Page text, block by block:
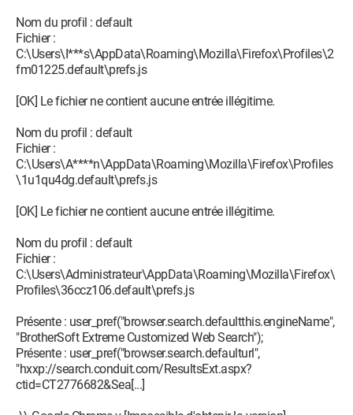
Nom du profil : default
Fichier :
C:\Users\I***s\AppData\Roaming\Mozilla\Firefox\Profiles\2
fm01225.default\prefs.js
[OK] Le fichier ne contient aucune entrée illégitime.
Nom du profil : default
Fichier :
C:\Users\A****n\AppData\Roaming\Mozilla\Firefox\Profiles
\1u1qu4dg.default\prefs.js
[OK] Le fichier ne contient aucune entrée illégitime.
Nom du profil : default
Fichier :
C:\Users\Administrateur\AppData\Roaming\Mozilla\Firefox\
Profiles\36ccz106.default\prefs.js
Présente : user_pref("browser.search.defaultthis.engineName",
"BrotherSoft Extreme Customized Web Search");
Présente : user_pref("browser.search.defaulturl",
"hxxp://search.conduit.com/ResultsExt.aspx?
ctid=CT2776682&Sea[...]